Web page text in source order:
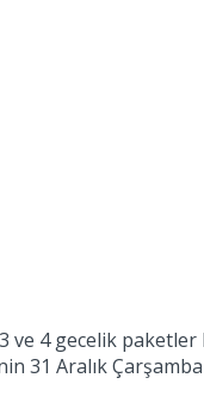
4 gecelik paketler
Aralık Çarşamba